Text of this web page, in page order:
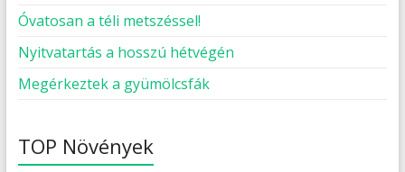
Óvatosan a téli metszéssel!
Nyitvatartás a hosszú hétvégén
Megérkeztek a gyümölcsfák
TOP Növények